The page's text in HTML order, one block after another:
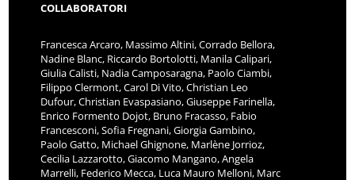
COLLABORATORI
Francesca Arcaro, Massimo Altini, Corrado Bellora,
Nadine Blanc, Riccardo Bortolotti, Manila Calipari,
Giulia Calisti, Nadia Camposaragna, Paolo Ciambi,
Filippo Clermont, Carol Di Vito, Christian Leo
Dufour, Christian Evaspasiano, Giuseppe Farinella,
Enrico Formento Dojot, Bruno Fracasso, Fabio
Francesconi, Sofia Fregnani, Giorgia Gambino,
Paolo Gatto, Michael Ghignone, Marlène Jorrioz,
Cecilia Lazzarotto, Giacomo Mangano, Angela
Marrelli, Federico Mecca, Luca Mauro Melloni, Marc